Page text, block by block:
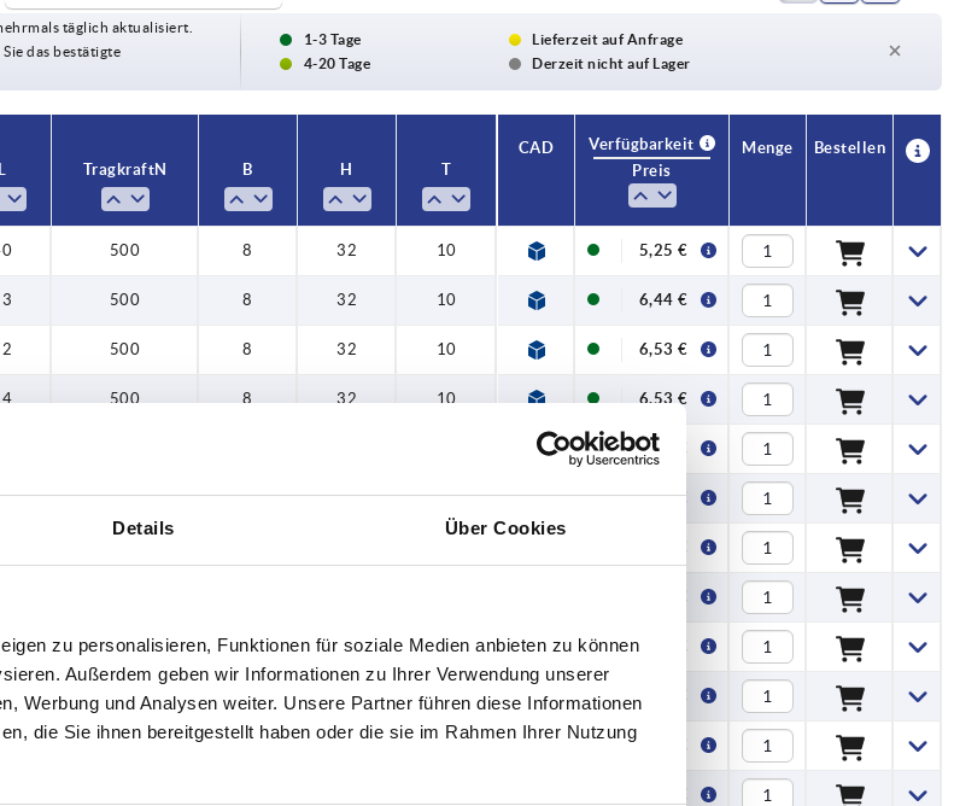
Details Über Cookies
zu personalisieren, Funktionen für soziale Medien anbieten zu können
Außerdem geben wir Informationen zu Ihrer Verwendung unserer
Werbung und Analysen weiter. Unsere Partner führen diese Informationen
die Sie ihnen bereitgestellt haben oder die sie im Rahmen Ihrer Nutzung
63
65
74
108
128
130
täglich aktualisiert.
das bestätigte
1-3 Tage
Lieferzeit auf Anfrage
4-20 Tage
Derzeit nicht auf Lager
L Tragkraft N B H T
CAD
Verfügbarkeit
Preis
Menge Bestellen
500 8 32 10 5,25 €
500 8 32 10 6,44 €
500 8 32 10 6,53 €
500 8 32 10 6,53 €
6,71 €
500 8 32 10 6,77 €
6,77 €
6,85 €
500 8 32 10 6,85 €
500 8 32 10 6,85 €
500 8 32 10 7,58 €
4,80 €